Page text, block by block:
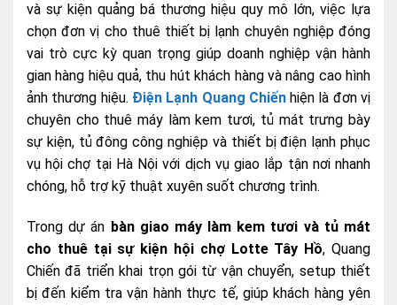
và sự kiện quảng bá thương hiệu quy mô lớn, việc lựa
chọn đơn vị cho thuê thiết bị lạnh chuyên nghiệp đóng
vai trò cực kỳ quan trọng giúp doanh nghiệp vận hành
gian hàng hiệu quả, thu hút khách hàng và nâng cao hình
ảnh thương hiệu. Điện Lạnh Quang Chiếnhiện là đơn vị
chuyên cho thuê máy làm kem tươi, tủ mát trưng bày
sự kiện, tủ đông công nghiệp và thiết bị điện lạnh phục
vụ hội chợ tại Hà Nội với dịch vụ giao lắp tận nơi nhanh
chóng, hỗ trợ kỹ thuật xuyên suốt chương trình.
Trong dự án bàn giao máy làm kem tươi và tủ mát
cho thuê tại sự kiện hội chợ Lotte Tây Hồ, Quang
Chiến đã triển khai trọn gói từ vận chuyển, setup thiết
bị đến kiểm tra vận hành thực tế, giúp khách hàng yên